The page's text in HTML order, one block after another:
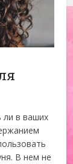
ли в ваших
В нем не